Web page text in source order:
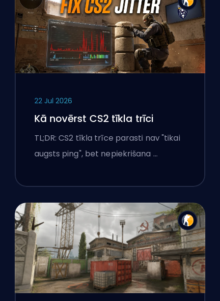
22 Jul 2026
Kā novērst CS2 tīkla trīci
TL;DR: CS2 tīkla trīce parasti nav "tikai
augsts ping", bet nepiekrišana …